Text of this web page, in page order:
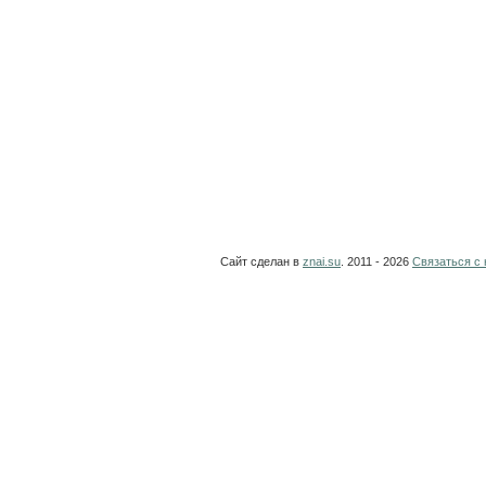
Сайт сделан в znai.su . 2011 - 2026 Связаться с